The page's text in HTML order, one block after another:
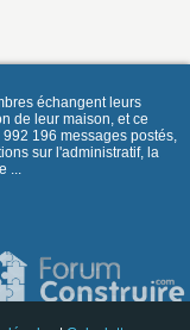
échangent leurs
de leur maison, et ce
196 messages postés,
sur l'administratif, la
...